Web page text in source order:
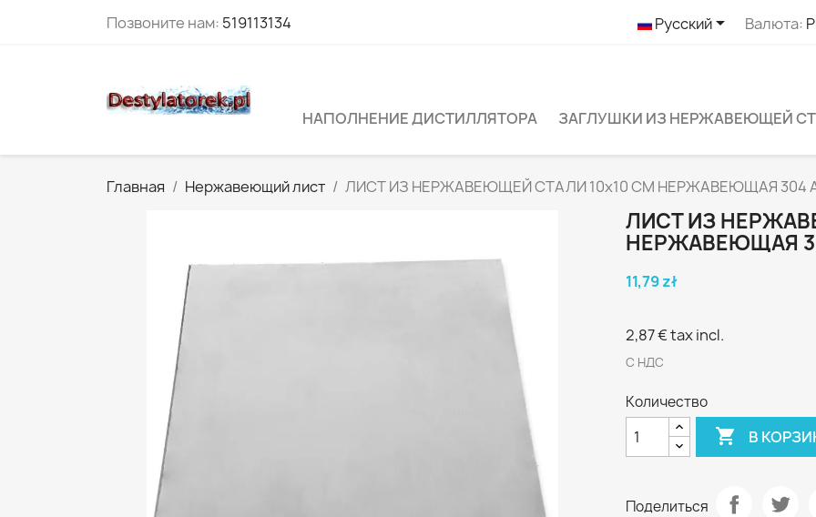
Позвоните нам: 519113134 Русский Валюта:
НАПОЛНЕНИЕ ДИСТИЛЛЯТОРА ЗАГЛУШКИ ИЗ НЕРЖАВЕЮЩЕЙ
Главная Нержавеющий лист ЛИСТ ИЗ НЕРЖАВЕЮЩЕЙ СТАЛИ 10x10 СМ НЕРЖАВЕЮЩАЯ 304
ЛИСТ ИЗ
НЕРЖАВЕЮЩАЯ
11,79 zł
2,87 €tax incl.
С НДС
Количество
 В
Поделиться